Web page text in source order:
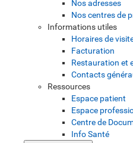
Nos adresses
Nos centres de
Informations utiles
Horaires de
Facturation
Restauration et
Contacts
Ressources
Espace patient
Espace
Centre de
Info Santé